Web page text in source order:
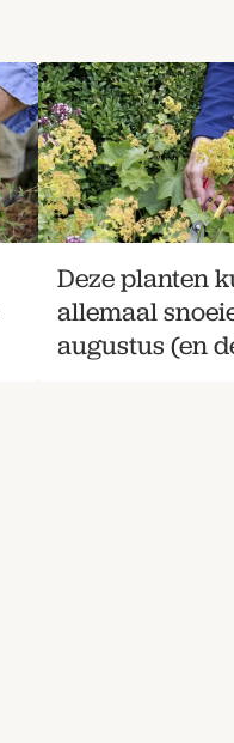
Deze planten
allemaal
augustus (en